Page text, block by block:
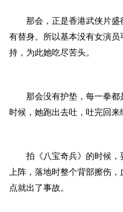
那会，正是香港武侠片
有替身。所以基本没有女演
持，为此她吃尽苦头。
那会没有护垫，每一拳
时候，她跑出去吐，吐完回来
拍《八宝奇兵》的时候
上阵，落地时整个背部擦伤
点就出了事故。